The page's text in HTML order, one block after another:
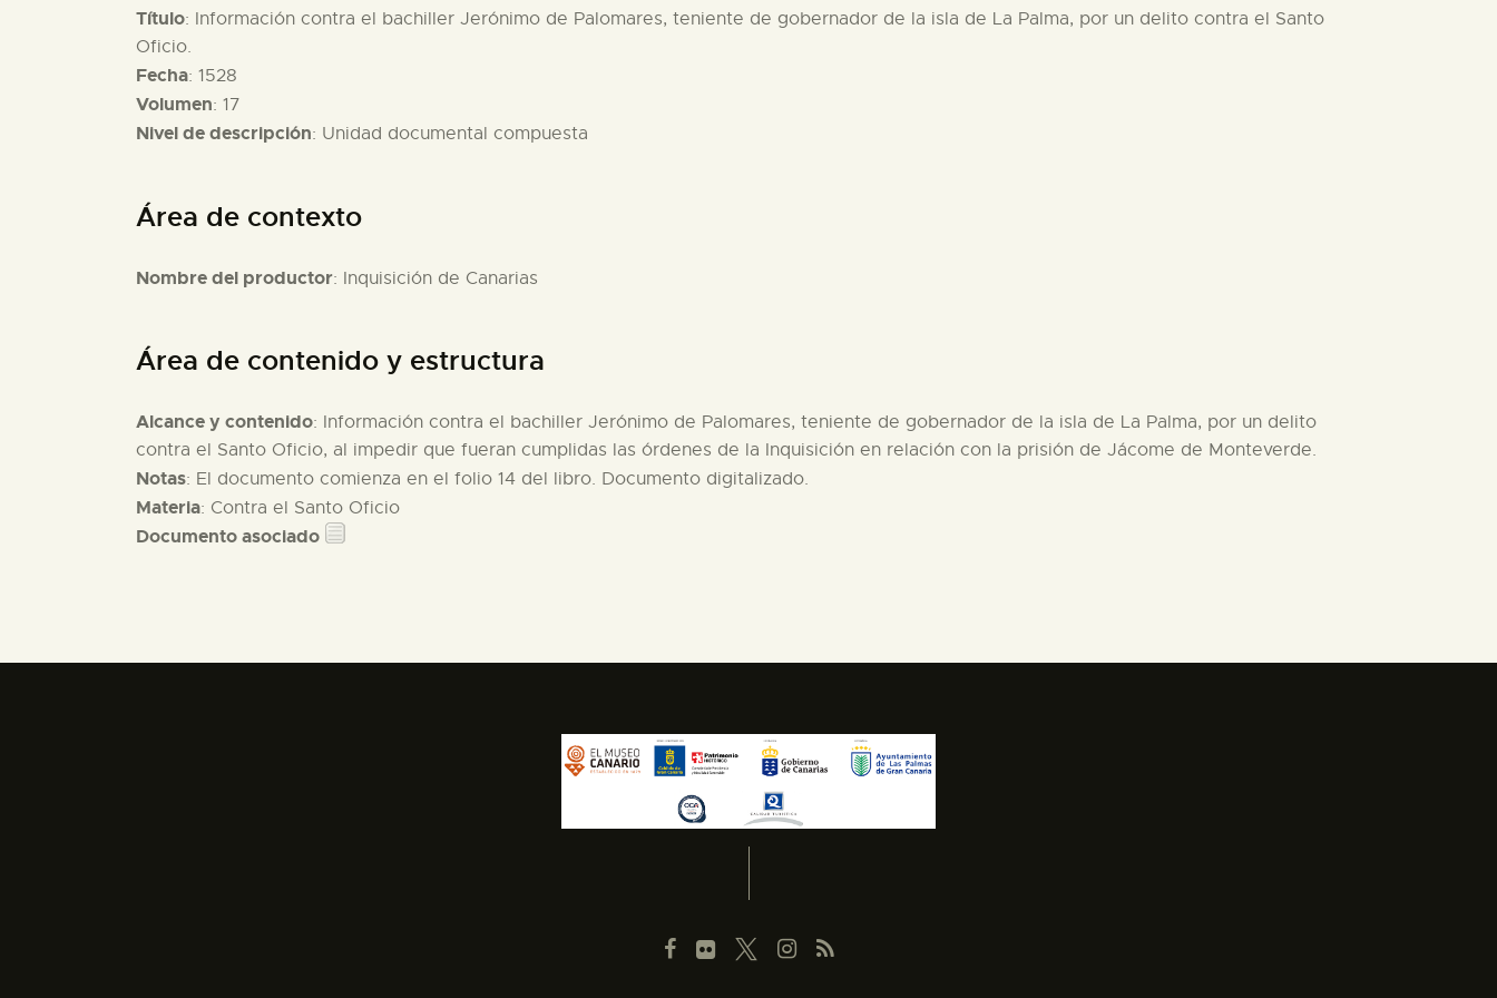
Título: Información contra el bachiller Jerónimo de Palomares, teniente de gobernador de la isla de La Palma, por un delito contra el Santo
Oficio.
Fecha: 1528
Volumen: 17
Nivel de descripción: Unidad documental compuesta
Área de contexto
Nombre del productor: Inquisición de Canarias
Área de contenido y estructura
Alcance y contenido: Información contra el bachiller Jerónimo de Palomares, teniente de gobernador de la isla de La Palma, por un delito
contra el Santo Oficio, al impedir que fueran cumplidas las órdenes de la Inquisición en relación con la prisión de Jácome de Monteverde.
Notas: El documento comienza en el folio 14 del libro. Documento digitalizado.
Materia: Contra el Santo Oficio
Documento asociado